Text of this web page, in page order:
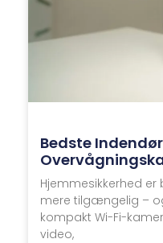
Bedste
Hjemmesikkerhed
mere tilgængelig –
kompakt Wi-Fi-
video,